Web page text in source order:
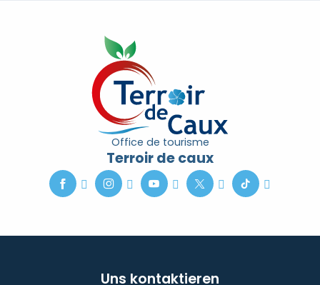
Office de tourisme
Terroir de caux
Uns kontaktieren